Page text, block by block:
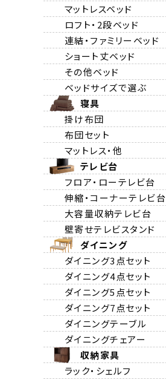
マットレスベッド
ロフト・2段ベッド
連結・ファミリーベッド
ショート丈ベッド
その他ベッド
ベッドサイズで選ぶ
寝具
掛け布団
布団セット
マットレス・他
テレビ台
フロア・ローテレビ台
伸縮・コーナーテレビ台
大容量収納テレビ台
壁寄せテレビスタンド
ダイニング
ダイニング3点セット
ダイニング4点セット
ダイニング5点セット
ダイニング7点セット
ダイニングテーブル
ダイニングチェアー
収納家具
ラック・シェルフ